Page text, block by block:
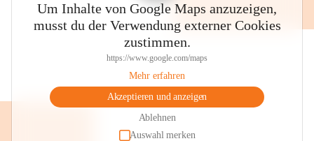
Um Inhalte von Google Maps anzuzeigen,
musst du der Verwendung externer Cookies
zustimmen.
https://www.google.com/maps
Mehr erfahren
Akzeptieren und anzeigen
Ablehnen
Auswahl merken